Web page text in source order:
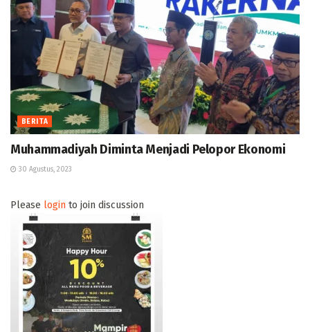
BERITA
Muhammadiyah Diminta Menjadi Pelopor Ekonomi
30 Agustus, 2023
Please login to join discussion